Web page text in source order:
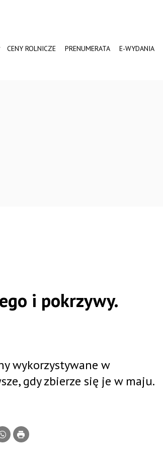
CENY ROLNICZE PRENUMERATA E-WYDANIA
i pokrzywy.
wykorzystywane w
gdy zbierze się je w maju.